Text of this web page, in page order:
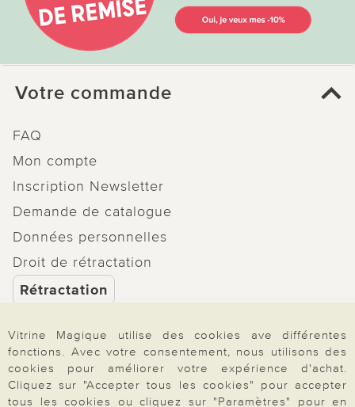
Votre commande
FAQ
Mon compte
Inscription Newsletter
Demande de catalogue
Données personnelles
Droit de rétractation
Rétractation
Paiement & Livraison
Vitrine Magique utilise des cookies ave différentes
fonctions. Avec votre consentement, nous utilisons des
cookies pour améliorer votre expérience d'achat.
Cliquez sur "Accepter tous les cookies" pour accepter
tous les cookies ou cliquez sur "Paramètres" pour en